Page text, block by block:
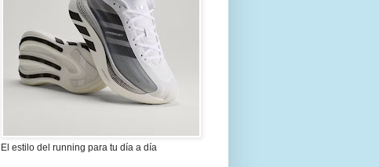
El estilo del running para tu día a día